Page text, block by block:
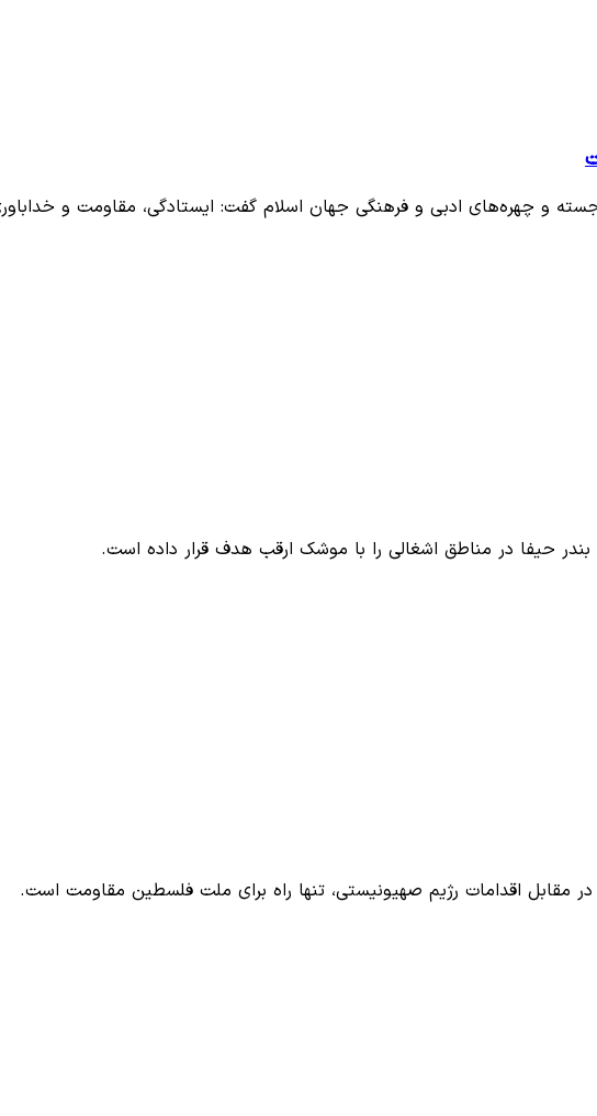
و چهره‌های ادبی و فرهنگی جهان اسلام گفت: ایستادگی، مقاومت و
بندر حیفا در مناطق اشغالی را با موشک ارقب هدف قرار داده است.
مقابل اقدامات رژیم صهیونیستی، تنها راه برای ملت فلسطین مقاومت است.